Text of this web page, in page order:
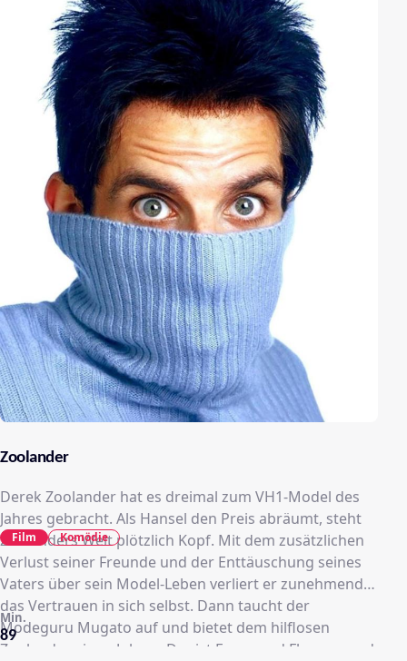
Zoolander
Derek Zoolander hat es dreimal zum VH1-Model des
Jahres gebracht. Als Hansel den Preis abräumt, steht
Zoolanders Welt plötzlich Kopf. Mit dem zusätzlichen
Verlust seiner Freunde und der Enttäuschung seines
Vaters über sein Model-Leben verliert er zunehmend
das Vertrauen in sich selbst. Dann taucht der
Modeguru Mugato auf und bietet dem hilflosen
Zoolander einen Job an. Der ist Feuer und Flamme und
89
Min.
Film Komödie